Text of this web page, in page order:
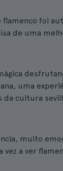
flamenco foi
de uma
uma
da cultura
muito
vez a ver